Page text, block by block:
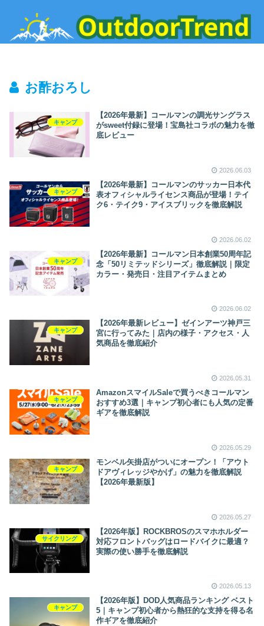
お酢おろし
キャンプ
【2026年最新】コールマンの調光サングラス
がsweet付録に登場！宝島社コラボの魅力を徹
底レビュー
2026.06.03
キャンプ
【2026年最新】コールマンのサッカー日本代
表オフィシャルライセンス商品が登場！テイ
ク6・テイク9・アイスブリックを徹底解説
2026.06.02
キャンプ
【2026年最新】コールマン日本創業50周年記
念「50リミテッドシリーズ」徹底解説｜限定
カラー・発売日・注目アイテムまとめ
2026.06.02
キャンプ
【2026年最新レビュー】ゼインアーツ神戸三
宮に行ってみた｜店内の様子・アクセス・人
気商品を徹底紹介
2026.05.31
キャンプ
AmazonスマイルSaleで買うべきコールマン
おすすめ3選｜キャンプ初心者にも人気の定番
ギアを徹底解説
2026.05.29
キャンプ
モンベル矢掛店がついにオープン！「アウト
ドアヴィレッジやかげ」の魅力を徹底解説
【2026年最新版】
2026.05.27
サイクリング
【2026年版】ROCKBROSのスマホホルダー
対応フロントバッグはロードバイクに最適？
実際の使い勝手を徹底解説
2026.05.13
キャンプ
【2026年版】DOD人気商品ランキング ベスト
5｜キャンプ初心者から熱狂的な支持を得る名
作ギアを徹底紹介